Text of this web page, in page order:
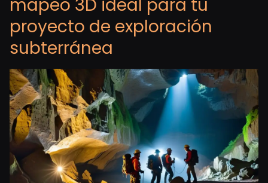
mapeo 3D ideal para tu
proyecto de exploración
subterránea